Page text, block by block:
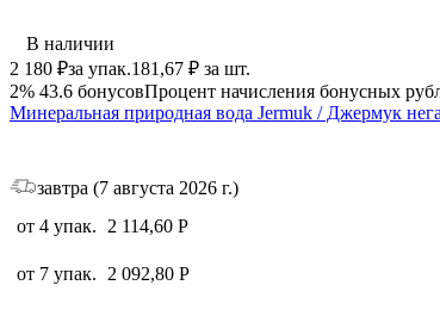
В наличии
2 180 ₽за упак.181,67 ₽ за шт.
2% 43.6 бонусовПроцент начисления бонусных
Минеральная природная вода Jermuk / Джермук
завтра (7 августа 2026 г.)
от 4 упак.
2 114,60 Р
от 7 упак. 2 092,80 Р